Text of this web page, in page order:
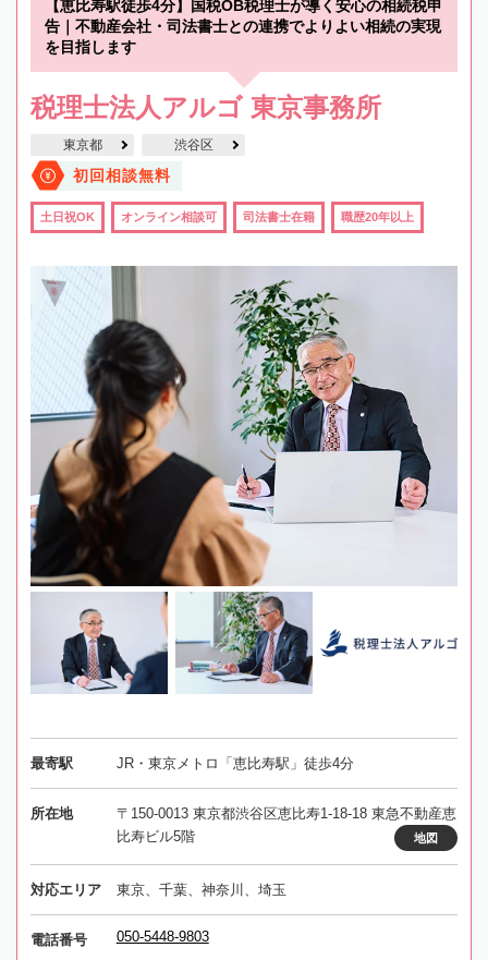
【恵比寿駅徒歩4分】国税OB税理士が導く安心の相続税申
告｜不動産会社・司法書士との連携でよりよい相続の実現
を目指します
税理士法人アルゴ 東京事務所
東京都 渋谷区
初回相談無料
土日祝OK オンライン相談可 司法書士在籍 職歴20年以上
最寄駅 JR・東京メトロ「恵比寿駅」徒歩4分
所在地
〒150-0013 東京都渋谷区恵比寿1-18-18 東急不動産恵
比寿ビル5階
地図
対応エリア 東京、千葉、神奈川、埼玉
電話番号 050-5448-9803